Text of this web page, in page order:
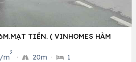
TIỀN. ( VINHOMES HÀM
m
2
· 20m · 1